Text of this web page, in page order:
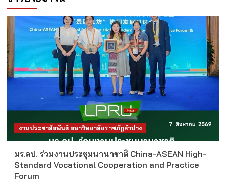
งานประชาสัมพันธ์ มหาวิทยาลัยราชภัฏลำปาง
มร.ลป. ร่วมงานประชุมนานาชาติ China-ASEAN High-
Standard Vocational Cooperation and Practice
Forum